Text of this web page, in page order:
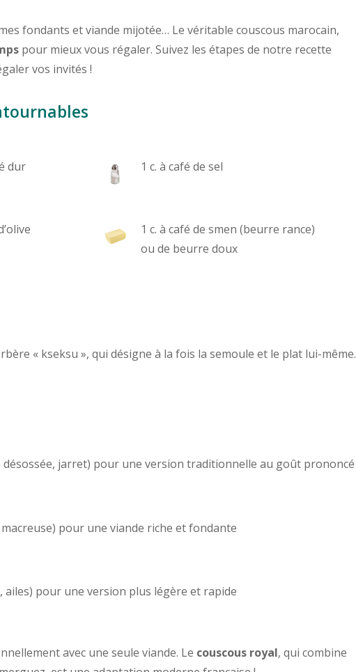
fondants et viande mijotée… Le véritable couscous marocain,
pour mieux vous régaler. Suivez les étapes de notre recette
vos invités !
dur
1 c. à café de sel
1 c. à café de smen (beurre rance)
ou de beurre doux
« kseksu », qui désigne à la fois la semoule et le plat lui-même.
désossée, jarret) pour une version traditionnelle au goût prononcé
pour une viande riche et fondante
ailes) pour une version plus légère et rapide
avec une seule viande. Le couscous royal, qui combine